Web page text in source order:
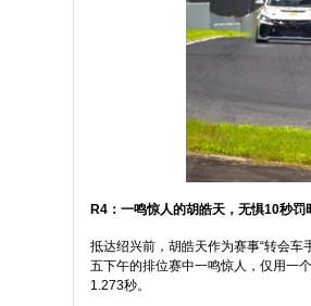
R4：一鸣惊人的胡皓天，无惧10秒罚
抵达绍兴前，胡皓天作为赛事“转会
五下午的排位赛中一鸣惊人，仅用一
1.273秒。